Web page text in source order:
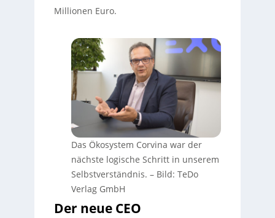
Millionen Euro.
Das Ökosystem Corvina war der
nächste logische Schritt in unserem
Selbstverständnis. – Bild: TeDo
Verlag GmbH
Der neue CEO